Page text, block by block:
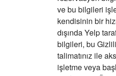
ve bu bilgileri
kendisinin bir
dışında Yelp
bilgileri, bu
talimatınız ile
işletme veya